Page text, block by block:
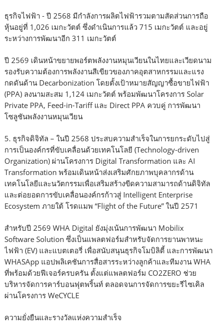
ธุรกิจไฟฟ้า - ปี 2568 มีกำลังการผลิตไฟฟ้ารวมตามสัดส่วนการถือ
หุ้นอยู่ที่ 1,026 เมกะวัตต์ ซึ่งดำเนินการแล้ว 715 เมกะวัตต์ และอยู่
ระหว่างการพัฒนาอีก 311 เมกะวัตต์
ปี 2569 เดินหน้าขยายพอร์ตพลังงานหมุนเวียนในไทยและเวียดนาม
รองรับความต้องการพลังงานสีเขียวของภาคอุตสาหกรรมและแรง
กดดันด้าน Decarbonization โดยตั้งเป้าหมายสัญญาซื้อขายไฟฟ้า
(PPA) ลงนามสะสม 1,124 เมกะวัตต์ พร้อมพัฒนาโครงการ Solar
Private PPA, Feed-in-Tariff และ Direct PPA ควบคู่ การพัฒนา
โซลูชันพลังงานหมุนเวียน
5. ธุรกิจดิจิทัล – ในปี 2568 ประสบความสำเร็จในการยกระดับไปสู่
การเป็นองค์กรที่ขับเคลื่อนด้วยเทคโนโลยี (Technology-driven
Organization) ผ่านโครงการ Digital Transformation และ AI
Transformation พร้อมเดินหน้าส่งเสริมศักยภาพบุคลากรด้าน
เทคโนโลยีและนวัตกรรมเพื่อเสริมสร้างขีดความสามารถด้านดิจิทัล
และต่อยอดการขับเคลื่อนองค์กรก้าวสู่ Intelligent Enterprise
Ecosystem ภายใต้ โรดแมพ “Flight of the Future” ในปี 2571
สำหรับปี 2569 WHA Digital ยังมุ่งเน้นการพัฒนา Mobilix
Software Solution ซึ่งเป็นแพลตฟอร์มสำหรับจัดการยานพาหนะ
ไฟฟ้า (EV) และแบตเตอรี่ เพื่อสนับสนุนธุรกิจโมบิลิตี้ และการพัฒนา
WHASApp แอปพลิเคชันการสื่อสารระหว่างลูกค้าและทีมงาน WHA
ที่พร้อมด้วยฟีเจอร์ครบครัน ตั้งแต่แพลตฟอร์ม CO2ZERO ช่วย
บริหารจัดการคาร์บอนฟุตพริ้นท์ ตลอดจนการจัดการขยะรีไซเคิล
ผ่านโครงการ WeCYCLE
ความยั่งยืนและรางวัลแห่งความสำเร็จ